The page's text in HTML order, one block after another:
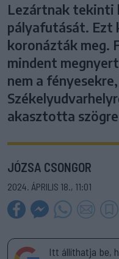
Lezártnak tekinti
pályafutását. Ezt
koronázták meg.
mindent
nem a
akasztotta
JÓZSA CSONGOR
2024. ÁPRILIS 18., 11:01
Itt állíthatja be,